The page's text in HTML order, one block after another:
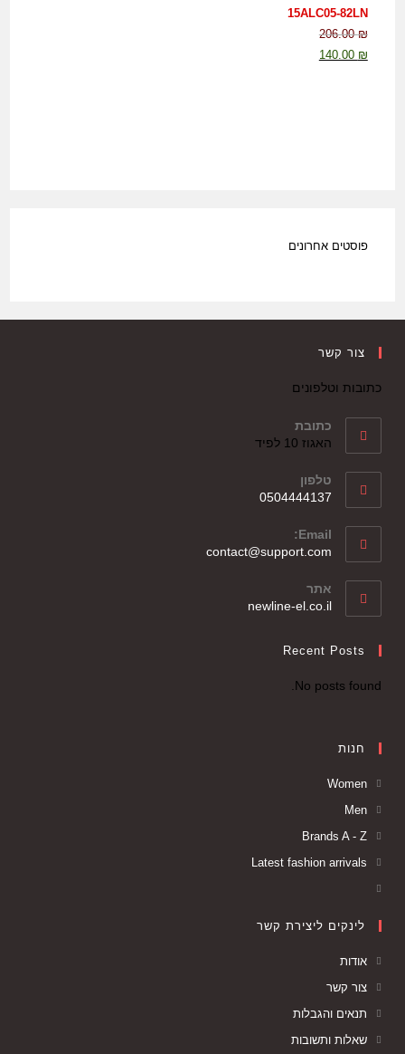
15ALC05-82LN
206.00₪
140.00 ₪
פוסטים אחרונים
צור קשר
כתובות וטלפונים
כתובת
האגוז 10 לפיד
טלפון
0504444137
Email:
contact@support.com
אתר
newline-el.co.il
Recent Posts
No posts found.
חנות
Women
Men
Brands A - Z
Latest fashion arrivals
לינקים ליצירת קשר
אודות
צור קשר
תנאים והגבלות
שאלות ותשובות